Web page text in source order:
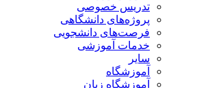
تدریس خصوصی
پروژه‌های دانشگاهی
فرصت‌های دانشجویی
خدمات آموزشی
سایر
آموزشگاه
آموزشگاه زبان